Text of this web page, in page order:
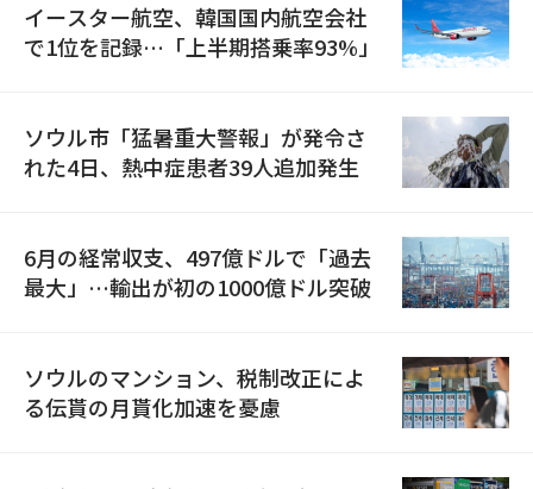
イースター航空、韓国国内航空会社
で1位を記録…「上半期搭乗率93%」
ソウル市「猛暑重大警報」が発令さ
れた4日、熱中症患者39人追加発生
6月の経常収支、497億ドルで「過去
最大」…輸出が初の1000億ドル突破
ソウルのマンション、税制改正によ
る伝貰の月貰化加速を憂慮